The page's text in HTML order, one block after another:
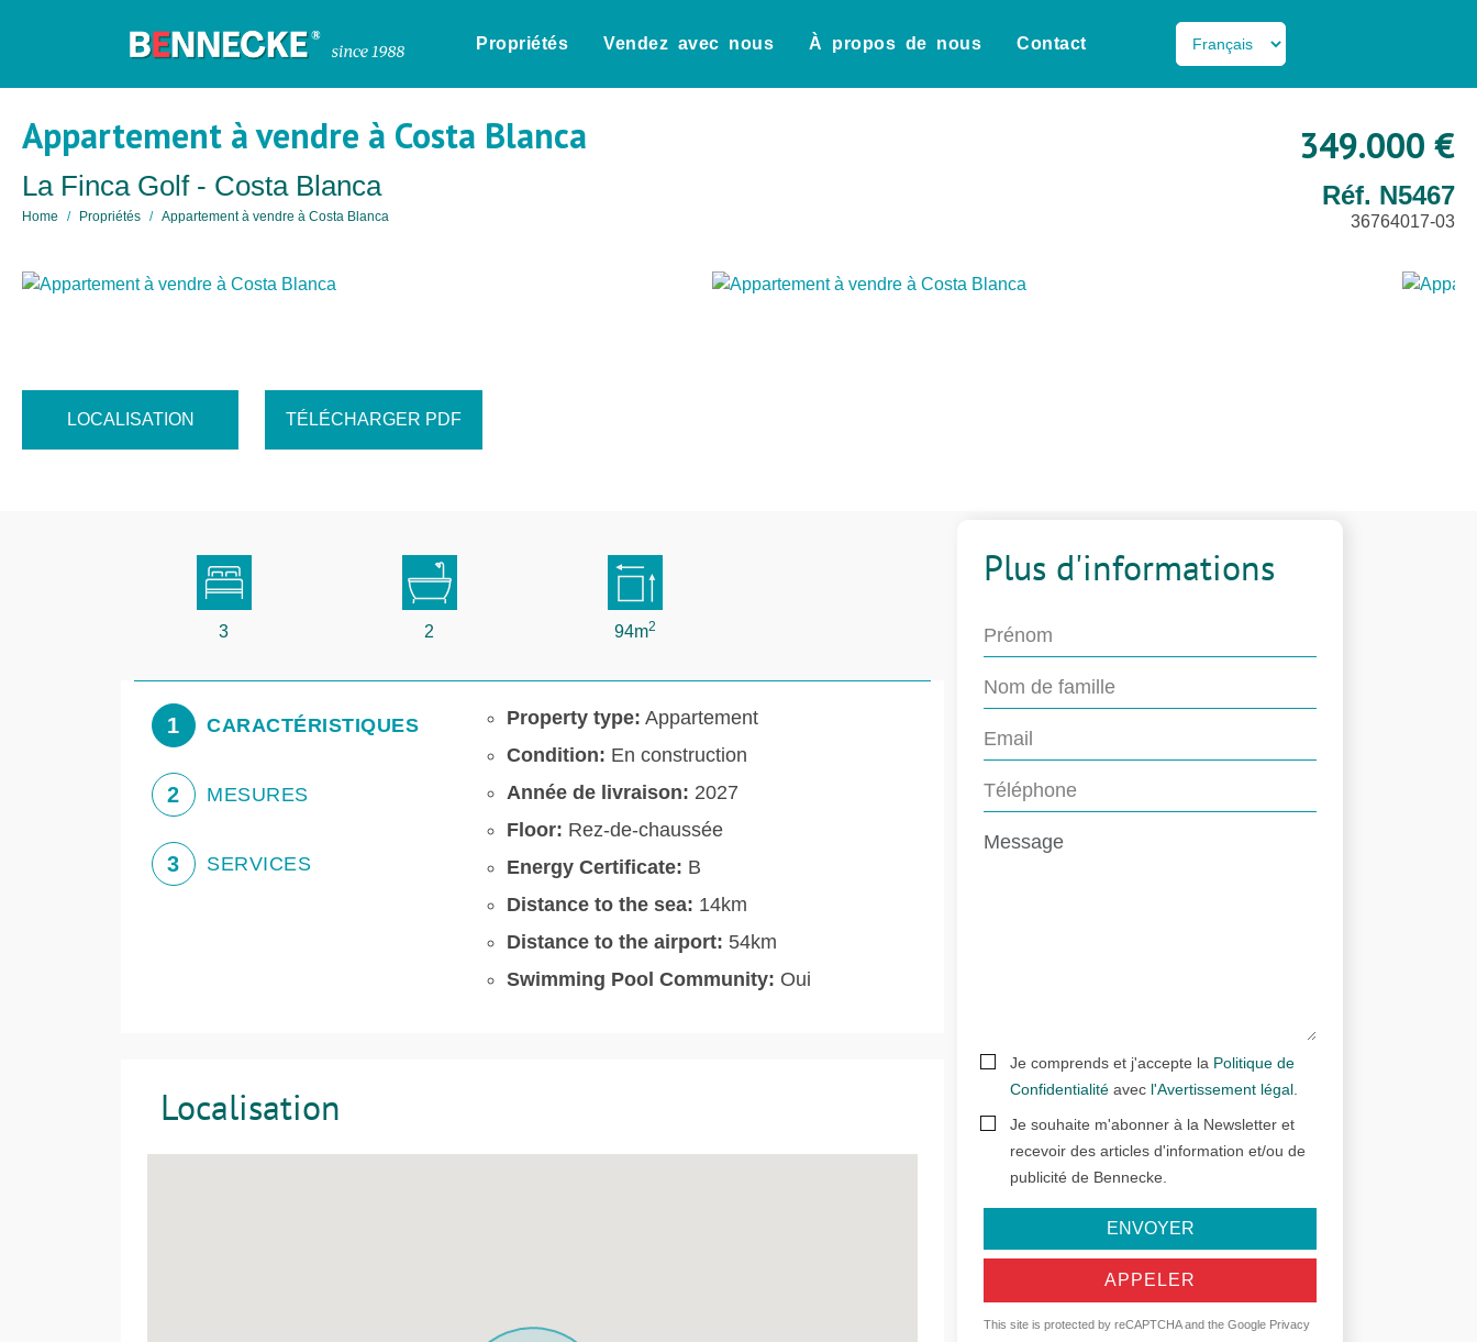
Propriétés Vendez avec nous À propos de nous Contact
Appartement à vendre à Costa Blanca
La Finca Golf - Costa Blanca
Home Propriétés Appartement à vendre à Costa Blanca
349.000 €
Réf. N5467
36764017-03
LOCALISATION TÉLÉCHARGER PDF
3 2 94m2
1 CARACTÉRISTIQUES
2 MESURES
3 SERVICES
Property type: Appartement
Condition: En construction
Année de livraison: 2027
Floor: Rez-de-chaussée
Energy Certificate: B
Distance to the sea: 14km
Distance to the airport: 54km
Swimming Pool Community: Oui
Localisation
Plus d'informations
Je comprends et j'accepte la Politique de
Confidentialité avec l'Avertissement légal
Je souhaite m'abonner à la Newsletter et
recevoir des articles d'information et/ou de
publicité de Bennecke.
ENVOYER
APPELER
This site is protected by reCAPTCHA and the Google Privacy